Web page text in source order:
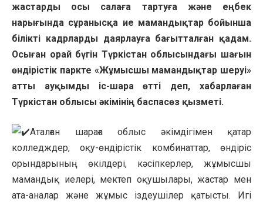
жастарды осы салаға тартуға және еңбек
нарығында сұранысқа ие мамандықтар бойынша
білікті кадрларды даярлауға бағытталған қадам.
Осыған орай бүгін Түркістан облысындағы шағын
өндірістік паркте «Жұмысшы мамандықтар шеруі»
атты ауқымды іс-шара өтті деп, хабарлаған
Түркістан облысы әкімінің баспасөз қызметі.
Аталған шараға облыс әкімдігімен қатар
колледждер, оқу-өндірістік комбинаттар, өндіріс
орындарының өкілдері, кәсіпкерлер, жұмысшы
мамандық иелері, мектеп оқушылары, жастар мен
ата-аналар және жұмыс іздеушілер қатысты. Игі